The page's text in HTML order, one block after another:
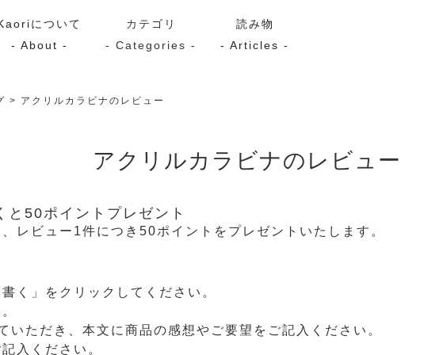
について
- About -
カテゴリ
- Categories -
スモークサーモン
プレミアム
Kaoriセレクト
読み物
- Articles -
アクリルカラビナのレビュー
アクリルカラビナのレビュー
と50ポイントプレゼント
レビュー1件につき50ポイントをプレゼントいたします。
く」をクリックしてください。
いただき、本文に商品の感想やご要望をご記入ください。
入ください。